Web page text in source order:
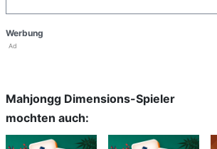
Werbung
Ad
Mahjongg Dimensions-Spieler
mochten auch: